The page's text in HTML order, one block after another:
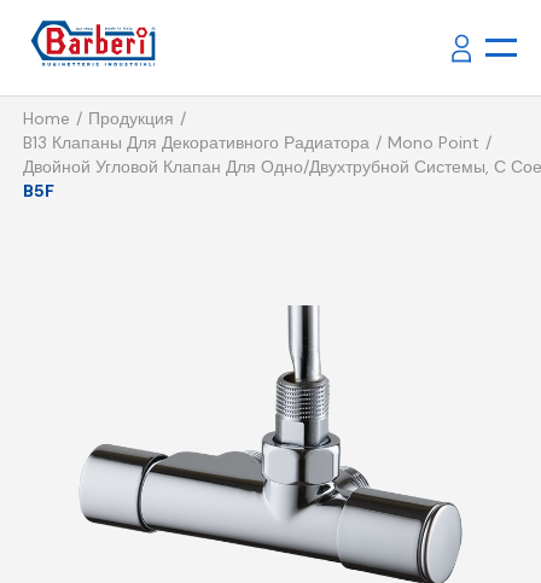
Home
Продукция
B13 Клапаны Для Декоративного Радиатора
Mono Point
Двойной Угловой Клапан Для Одно/двухтрубной Системы, С
B5F